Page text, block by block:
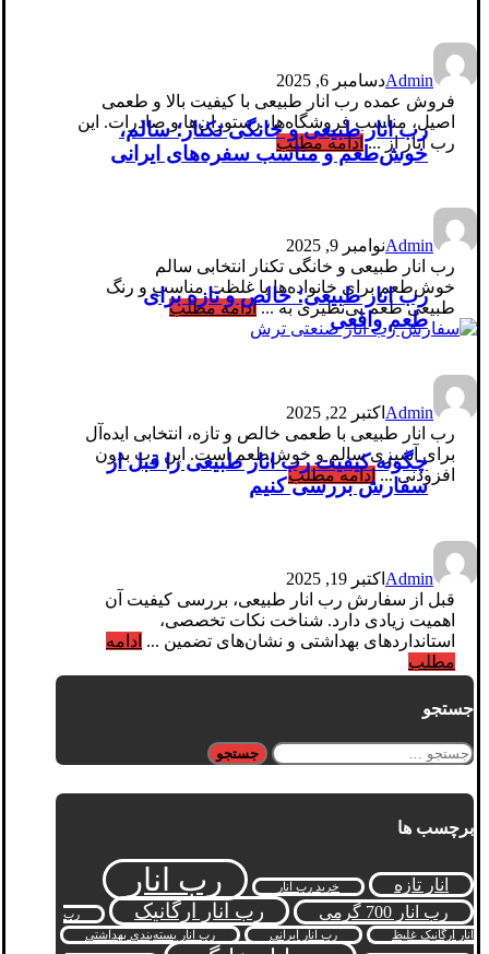
Adminدسامبر 6, 2025
فروش عمده رب انار طبیعی با کیفیت بالا و طعمی
اصیل، مناسب فروشگاه‌ها، رستوران‌ها و صادرات. این
رب انار از ...ادامه مطلب
رب انار طبیعی و خانگی تکنار؛ سالم،
خوش‌طعم و مناسب سفره‌های ایرانی
Adminنوامبر 9, 2025
رب انار طبیعی و خانگی تکنار انتخابی سالم
خوش‌طعم برای خانواده‌ها با غلظت مناسب و رنگ
طبیعی طعم بی‌نظیری به ...ادامه مطلب
رب انار طبیعی؛ خالص و تازه برای
طعم واقعی
Admin اکتبر 22, 2025
رب انار طبیعی با طعمی خالص و تازه، انتخابی ایده‌آل
برای آشپزی سالم و خوش‌طعم است. این رب بدون
افزودنی ...ادامه مطلب
چگونه کیفیت رب انار طبیعی را قبل از
سفارش بررسی کنیم
Admin اکتبر 19, 2025
قبل از سفارش رب انار طبیعی، بررسی کیفیت آن
اهمیت زیادی دارد. شناخت نکات تخصصی،
استانداردهای بهداشتی و نشان‌های تضمین ... ادامه
مطلب
جستجو
جستجو
برچسب ها
انار تازه خرید رب انار رب انار
رب انار 700 گرمی رب انار ارگانیک
رب
انار ارگانیک غلیظ
رب انار ایرانی رب انار بسته‌بندی بهداشتی